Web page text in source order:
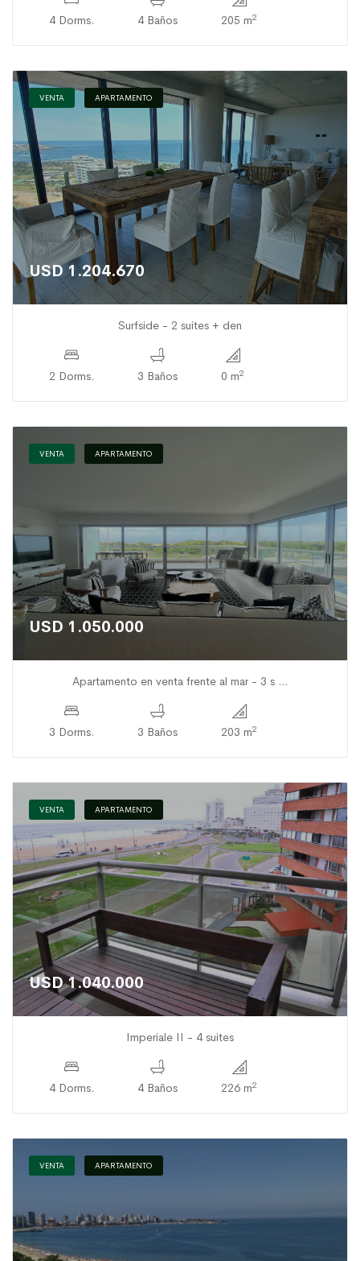
4 Dorms. 4 Baños 205 m2
VENTA APARTAMENTO
USD 1.204.670
Surfside - 2 suites + den
2 Dorms. 3 Baños 0 m2
VENTA APARTAMENTO
USD 1.050.000
Apartamento en venta frente al mar - 3 s ...
3 Dorms. 3 Baños 203 m2
VENTA APARTAMENTO
USD 1.040.000
Imperiale II - 4 suites
4 Dorms. 4 Baños 226 m2
VENTA APARTAMENTO